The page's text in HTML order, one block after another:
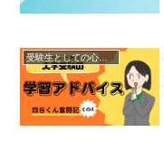
受験生としての心構え